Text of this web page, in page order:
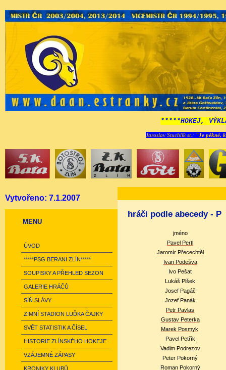
*****HOKEJ,
Jaroslav Stuchlík st.: "Je pěkné,
Vytvořeno: 7.1.2007
MENU
ÚVOD
*****PSG BERANI ZLÍN*****
SOUPISKY A PŘEHLED SEZON
GALERIE HRÁČŮ
SÍŇ SLÁVY
ZIMNÍ STADION LUĎKA ČAJKY
SVĚT STATISTIK A ČÍSEL
HISTORIE ZLÍNSKÉHO HOKEJE
VZÁJEMNÉ ZÁPASY
KRONIKY KLUBŮ
hráči podle abecedy - P
jméno
Pavel Pertl
Jaromír Přecechtěl
Ivan Podešva
Ivo Pešat
Lukáš Plšek
Josef Pagáč
Jozef Panák
Petr Pavlas
Gustav Peterka
Marek Posmyk
Pavel Petřík
Vadim Podrezov
Peter Pokorný
Roman Pokorný